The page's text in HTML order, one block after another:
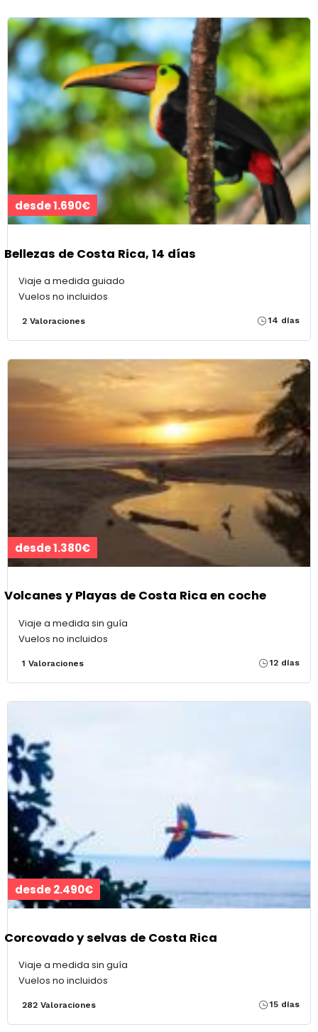
desde 1.690€
Bellezas de Costa Rica, 14 días
Viaje a medida guiado
Vuelos no incluidos
2 Valoraciones 14 días
desde 1.380€
Volcanes y Playas de Costa Rica en coche
Viaje a medida sin guía
Vuelos no incluidos
1 Valoraciones 12 días
desde 2.490€
Corcovado y selvas de Costa Rica
Viaje a medida sin guía
Vuelos no incluidos
282 Valoraciones 15 días